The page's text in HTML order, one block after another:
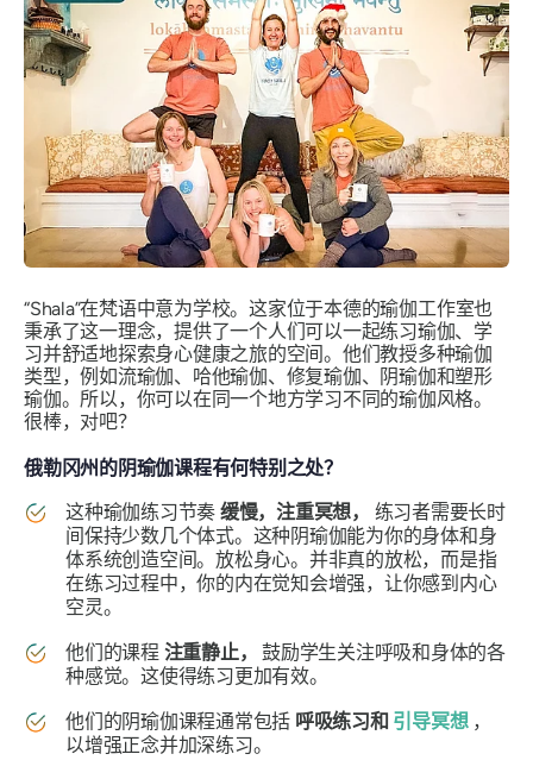
“Shala”在梵语中意为学校。这家位于本德的瑜伽工作室也
秉承了这一理念，提供了一个人们可以一起练习瑜伽、学
习并舒适地探索身心健康之旅的空间。他们教授多种瑜伽
类型，例如流瑜伽、哈他瑜伽、修复瑜伽、阴瑜伽和塑形
瑜伽。所以，你可以在同一个地方学习不同的瑜伽风格。
很棒，对吧？
俄勒冈州的阴瑜伽课程有何特别之处？
这种瑜伽练习节奏 缓慢，注重冥想，
练习者需要长时
间保持少数几个体式。这种阴瑜伽能为你的身体和身
体系统创造空间。放松身心。并非真的放松，而是指
在练习过程中，你的内在觉知会增强，让你感到内心
空灵。
他们的课程 注重静止，
鼓励学生关注呼吸和身体的各
种感觉。这使得练习更加有效。
他们的阴瑜伽课程通常包括 呼吸练习和 引导冥想，
以增强正念并加深练习。